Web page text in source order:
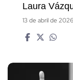
Laura
13 de abril de 2026